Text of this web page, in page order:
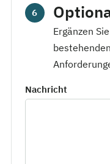
6
Ergänzen
Nachricht